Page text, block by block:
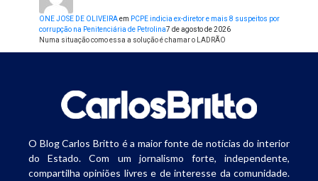
ONE JOSE DE OLIVEIRAem PCPE indicia ex-diretor e mais 8 suspeitos por
corrupção na Penitenciária de Petrolina7 de agosto de 2026
Numa situação como essa a solução é chamar o LADRÃO
O Blog Carlos Britto é a maior fonte de notícias do interior
do Estado. Com um jornalismo forte, independente,
compartilha opiniões livres e de interesse da comunidade.